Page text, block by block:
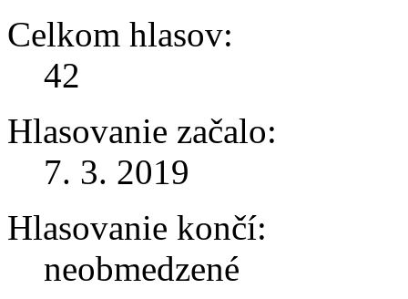
Celkom hlasov:
42
Hlasovanie začalo:
7. 3. 2019
Hlasovanie končí:
neobmedzené